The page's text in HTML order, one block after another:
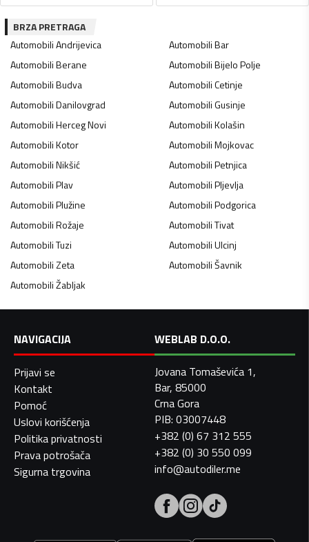
BRZA PRETRAGA
AutomobiliAndrijevica AutomobiliBar
AutomobiliBerane AutomobiliBijelo Polje
AutomobiliBudva AutomobiliCetinje
AutomobiliDanilovgrad AutomobiliGusinje
AutomobiliHerceg Novi AutomobiliKolašin
AutomobiliKotor AutomobiliMojkovac
AutomobiliNikšić AutomobiliPetnjica
AutomobiliPlav AutomobiliPljevlja
AutomobiliPlužine AutomobiliPodgorica
AutomobiliRožaje AutomobiliTivat
AutomobiliTuzi AutomobiliUlcinj
AutomobiliZeta AutomobiliŠavnik
AutomobiliŽabljak
NAVIGACIJA
Prijavi se
Kontakt
Pomoć
Uslovi korišćenja
Politika privatnosti
Prava potrošača
Sigurna trgovina
WEBLAB D.O.O.
Jovana Tomaševića 1,
Bar, 85000
Crna Gora
PIB: 03007448
+382 (0) 67 312 555
+382 (0) 30 550 099
info@autodiler.me